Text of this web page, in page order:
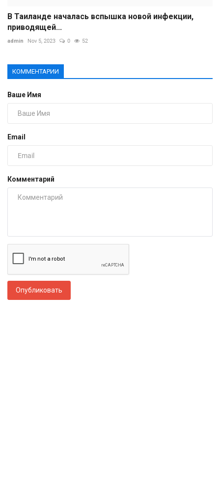
В Таиланде началась вспышка новой инфекции,
приводящей...
admin Nov 5, 2023 0 52
КОММЕНТАРИИ
Ваше Имя
Email
Комментарий
Опубликовать